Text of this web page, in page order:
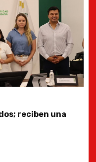
Gobernador